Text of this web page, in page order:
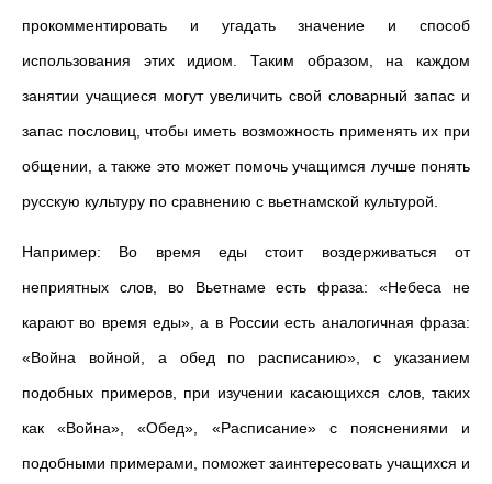
прокомментировать и угадать значение и способ
использования этих идиом. Таким образом, на каждом
занятии учащиеся могут увеличить свой словарный запас и
запас пословиц, чтобы иметь возможность применять их при
общении, а также это может помочь учащимся лучше понять
русскую культуру по сравнению с вьетнамской культурой.
Например: Во время еды стоит воздерживаться от
неприятных слов, во Вьетнаме есть фраза: «Небеса не
карают во время еды», а в России есть аналогичная фраза:
«Война войной, а обед по расписанию», с указанием
подобных примеров, при изучении касающихся слов, таких
как «Война», «Обед», «Расписание» с пояснениями и
подобными примерами, поможет заинтересовать учащихся и